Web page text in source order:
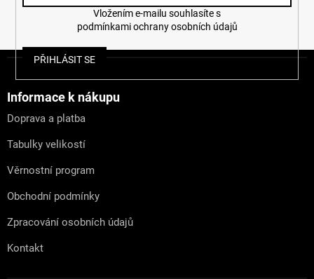
podmínkami ochrany osobních údajů
PŘIHLÁSIT SE
Informace k nákupu
Doprava a platba
Tabulky velikostí
Věrnostní program
Obchodní podmínky
Zpracování osobních údajů
Kontakt